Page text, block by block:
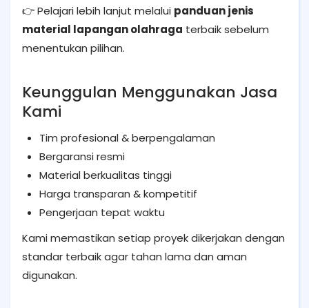
👉 Pelajari lebih lanjut melalui panduan jenis
material lapangan olahraga terbaik sebelum
menentukan pilihan.
Keunggulan Menggunakan Jasa
Kami
Tim profesional & berpengalaman
Bergaransi resmi
Material berkualitas tinggi
Harga transparan & kompetitif
Pengerjaan tepat waktu
Kami memastikan setiap proyek dikerjakan dengan
standar terbaik agar tahan lama dan aman
digunakan.